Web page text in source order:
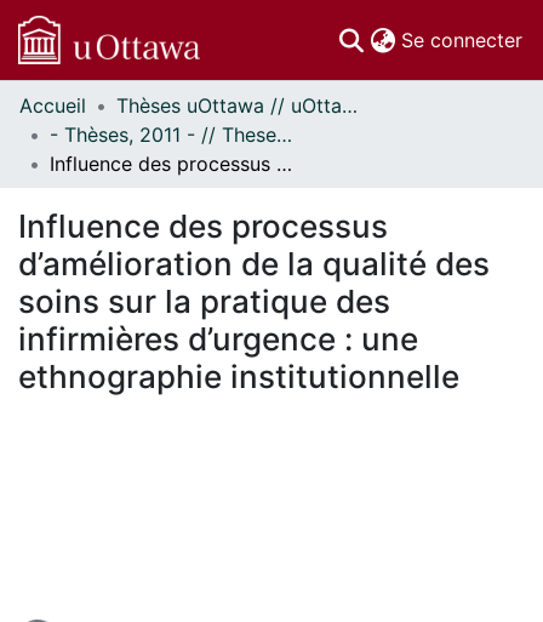
Se connecter
Communautés
et collections
Parcourir
À propos
Accueil
Thèses uOttawa // uOttawa Theses
- Thèses, 2011 - // Theses, 2011 -
Influence des processus d’amélioration de la qualité des soins sur la pratique des infirmières d’urgence : une ethnographie institutionnelle
Influence des processus
d’amélioration de la qualité des
soins sur la pratique des
infirmières d’urgence : une
ethnographie institutionnelle